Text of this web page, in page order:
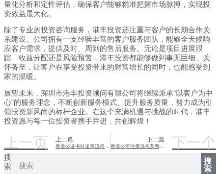
量化分析和定性评估，确保客户能够精准把握市场脉搏，实现投
资效益最大化。
除了专业的投资咨询服务，港丰投资还注重与客户的长期合作关
系建设。公司拥有一支经验丰富的客户服务团队，能够全天候响
应客户需求，提供及时、周到的售后服务。无论是项目进展跟
踪、收益分配还是风险预警，港丰投资都能够做到事无巨细、关
怀备至，让客户在享受投资带来的财富增长的同时，也能感受到
家的温暖。
展望未来，深圳市港丰投资顾问有限公司将继续秉承“以客户为中
心”的服务理念，不断创新服务模式、提升服务质量，努力成为引
领投资新风尚的标杆企业。在这个充满机遇与挑战的时代，港丰
投资愿与每一位投资者携手并进，共创辉煌！
上一页 上一篇
香港公证书转递章流程详解及图片展示
下一篇
香港公司注册流程及费用详解 下一个
搜
索
搜
索